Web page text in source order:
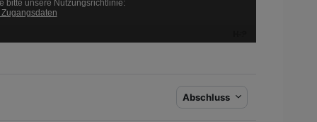
Abschluss